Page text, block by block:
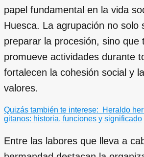
papel fundamental en la vida
Huesca. La agrupación no solo
preparar la procesión, sino que
promueve actividades durante
fortalecen la cohesión social y
valores.
Quizás también te interese:
Heraldo
gitanos: historia, funciones y significado
Entre las labores que lleva a